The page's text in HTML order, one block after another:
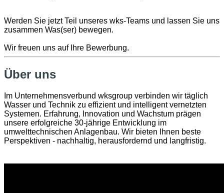
Werden Sie jetzt Teil unseres wks-Teams und lassen Sie uns
zusammen ​Was(ser) bewegen.
Wir freuen ​uns auf ​Ihre Bewerbung.
Über uns
Im Unternehmensverbund wksgroup verbinden wir täglich
Wasser und Technik zu effizient und intelligent vernetzten
Systemen. Erfahrung, Innovation und Wachstum prägen
unsere erfolgreiche 30-jährige Entwicklung im
umwelttechnischen Anlagenbau. Wir bieten Ihnen beste
Perspektiven - nachhaltig, herausfordernd und langfristig.